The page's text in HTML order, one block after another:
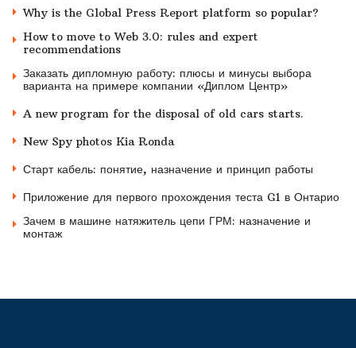
Why is the Global Press Report platform so popular?
How to move to Web 3.0: rules and expert
recommendations
Заказать дипломную работу: плюсы и минусы выбора
варианта на примере компании «Диплом Центр»
A new program for the disposal of old cars starts.
New Spy photos Kia Ronda
Старт кабель: понятие, назначение и принцип работы
Приложение для первого прохождения теста G1 в Онтарио
Зачем в машине натяжитель цепи ГРМ: назначение и
монтаж